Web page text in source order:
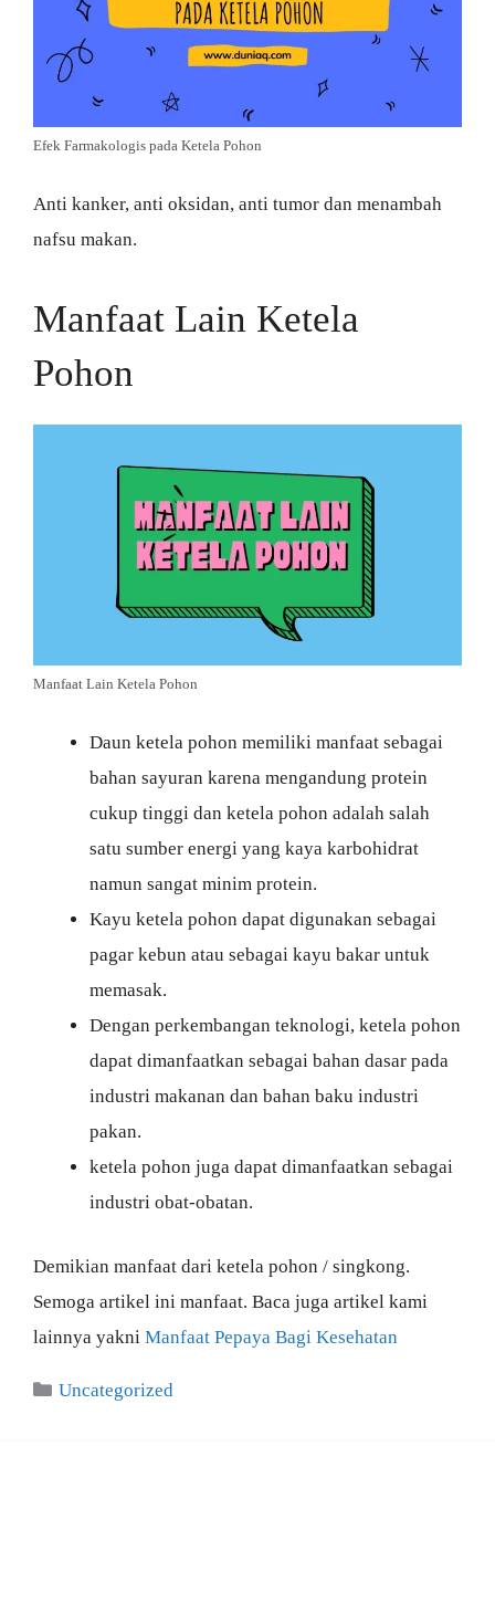
Efek Farmakologis pada Ketela Pohon
Anti kanker, anti oksidan, anti tumor dan menambah
nafsu makan.
Manfaat Lain Ketela
Pohon
Manfaat Lain Ketela Pohon
Daun ketela pohon memiliki manfaat sebagai
bahan sayuran karena mengandung protein
cukup tinggi dan ketela pohon adalah salah
satu sumber energi yang kaya karbohidrat
namun sangat minim protein.
Kayu ketela pohon dapat digunakan sebagai
pagar kebun atau sebagai kayu bakar untuk
memasak.
Dengan perkembangan teknologi, ketela pohon
dapat dimanfaatkan sebagai bahan dasar pada
industri makanan dan bahan baku industri
pakan.
ketela pohon juga dapat dimanfaatkan sebagai
industri obat-obatan.
Demikian manfaat dari ketela pohon / singkong.
Semoga artikel ini manfaat. Baca juga artikel kami
lainnya yakni Manfaat Pepaya Bagi Kesehatan
Categories
Uncategorized